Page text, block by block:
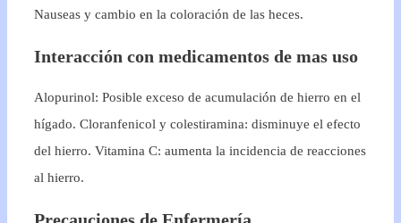
Nauseas y cambio en la coloración de las heces.
Interacción con medicamentos de mas uso
Alopurinol: Posible exceso de acumulación de hierro en el
hígado. Cloranfenicol y colestiramina: disminuye el efecto
del hierro. Vitamina C: aumenta la incidencia de reacciones
al hierro.